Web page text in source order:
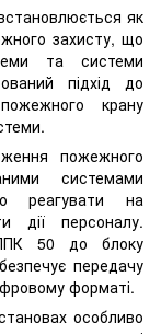
як
захисту, що
та системи
підхід до
крану
пожежного
системами
реагувати на
дії персоналу.
50 до блоку
передачу
форматі.
особливо